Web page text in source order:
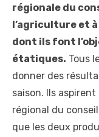
régionale du
l’agriculture et à
dont ils font
étatiques. Tous
donner des
saison. Ils
régional du
que les deux